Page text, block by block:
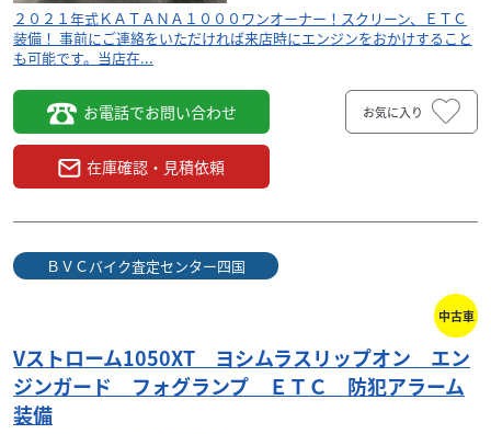
２０２１年式ＫＡＴＡＮＡ１０００ワンオーナー！スクリーン、ＥＴＣ
装備！ 事前にご連絡をいただければ来店時にエンジンをおかけすること
も可能です。当店在...
お電話でお問い合わせ
在庫確認・見積依頼
お気に入り
ＢＶＣバイク査定センター四国
中古車
Vストローム1050XT ヨシムラスリップオン エン
ジンガード フォグランプ ＥＴＣ 防犯アラーム
装備